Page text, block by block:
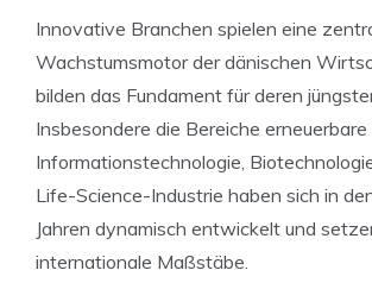
Innovative Branchen spielen eine
Wachstumsmotor der dänischen
bilden das Fundament für deren
Insbesondere die Bereiche erneuerbare
Informationstechnologie,
Life-Science-Industrie haben sich in
Jahren dynamisch entwickelt und
internationale Maßstäbe.